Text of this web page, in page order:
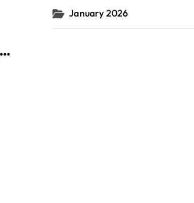
January 2026